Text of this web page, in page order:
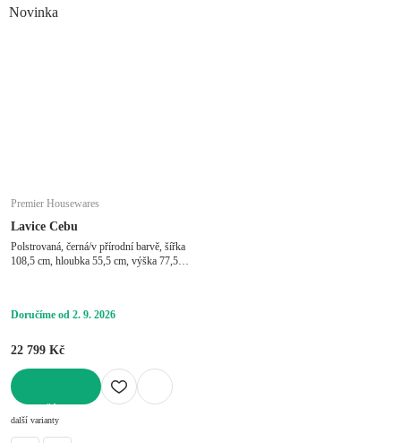
Novinka
Premier Housewares
Lavice Cebu
Polstrovaná, černá/v přírodní barvě, šířka
108,5 cm, hloubka 55,5 cm, výška 77,5
Doručíme od 2. 9. 2026
22 799 Kč
další varianty